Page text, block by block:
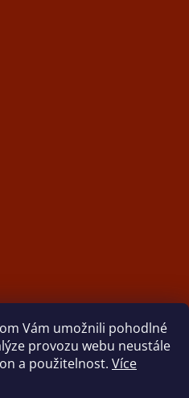
Vám umožnili pohodlné
provozu webu neustále
a použitelnost. Více